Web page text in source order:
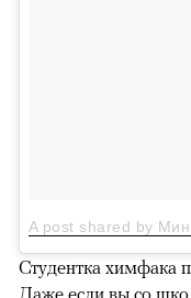
A post shared by
Студентка химфака